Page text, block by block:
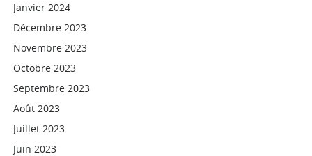
Janvier 2024
Décembre 2023
Novembre 2023
Octobre 2023
Septembre 2023
Août 2023
Juillet 2023
Juin 2023